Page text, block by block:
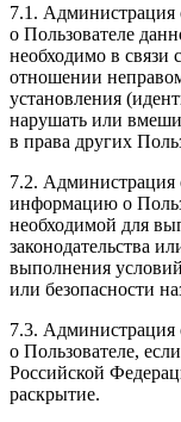
7.1. Администрация
о Пользователе
необходимо в связи
отношении
установления
нарушать или
в права других
7.2. Администрация
информацию о
необходимой для
законодательства
выполнения
или безопасности
7.3. Администрация
о Пользователе,
Российской
раскрытие.